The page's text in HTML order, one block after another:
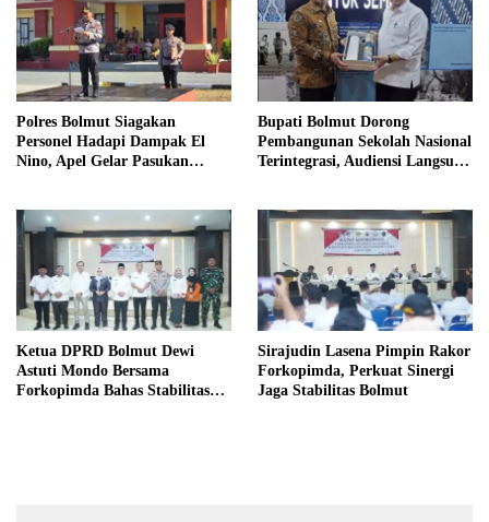
Polres Bolmut Siagakan
Personel Hadapi Dampak El
Nino, Apel Gelar Pasukan
Bupati Bolmut Dorong
Pembangunan Sekolah Nasional
Terintegrasi, Audiensi Langsung
Ketua DPRD Bolmut Dewi
Astuti Mondo Bersama
Forkopimda Bahas Stabilitas
Sirajudin Lasena Pimpin Rakor
Forkopimda, Perkuat Sinergi
Jaga Stabilitas Bolmut